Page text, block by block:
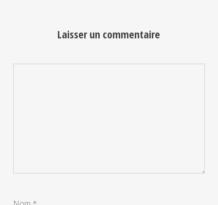
Laisser un commentaire